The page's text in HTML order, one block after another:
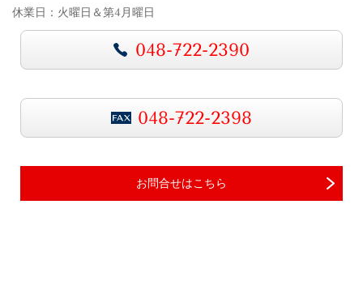
休業日：火曜日＆第4月曜日
048-722-2390
048-722-2398
お問合せはこちら